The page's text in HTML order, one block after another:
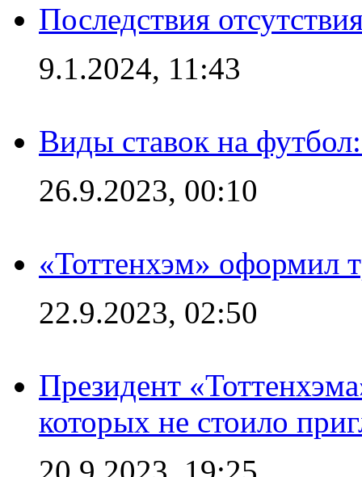
Последствия
9.1.2024, 11:43
Виды ставок на
26.9.2023, 00:10
«Тоттенхэм» оформил
22.9.2023, 02:50
Президент
которых не стоило